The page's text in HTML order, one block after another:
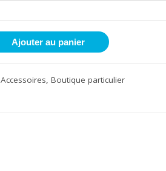
Ajouter au panier
Accessoires, Boutique particulier